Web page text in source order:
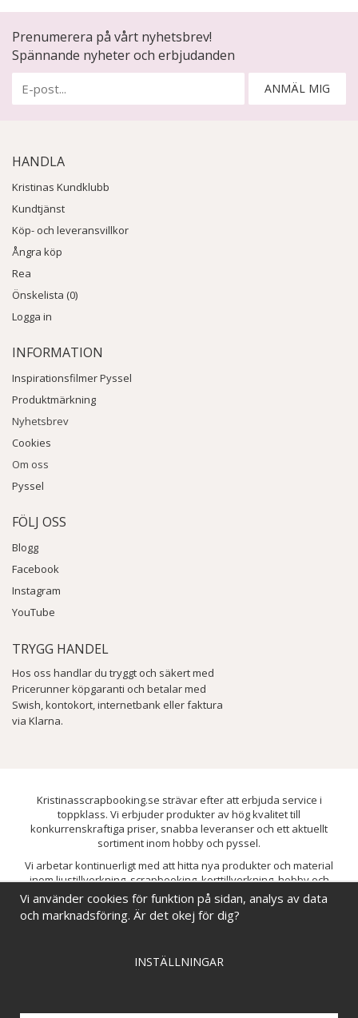
Prenumerera på vårt nyhetsbrev!
Spännande nyheter och erbjudanden
ANMÄL MIG
HANDLA
Kristinas Kundklubb
Kundtjänst
Köp- och leveransvillkor
Ångra köp
Rea
Önskelista (0)
Logga in
INFORMATION
Inspirationsfilmer Pyssel
Produktmärkning
Nyhetsbrev
Cookies
Om oss
Pyssel
FÖLJ OSS
Blogg
Facebook
Instagram
YouTube
TRYGG HANDEL
Hos oss handlar du tryggt och säkert med
Pricerunner köpgaranti och betalar med
Swish, kontokort, internetbank eller faktura
via Klarna.
Kristinasscrapbooking.se strävar efter att erbjuda service i
toppklass. Vi erbjuder produkter av hög kvalitet till
konkurrenskraftiga priser, snabba leveranser och ett aktuellt
sortiment inom hobby och pyssel.
Vi arbetar kontinuerligt med att hitta nya produkter och material
inom ljustillverkning, scrapbooking, korttillverkning, hobby och
pyssel. Målet är att bredda sortimentet och löpande förbättra och
utveckla vårt utbud, så att du alltid kan hitta det du behöver hos oss.
Vi använder cookies för funktion på sidan, analys av data
och marknadsföring. Är det okej för dig?
INSTÄLLNINGAR